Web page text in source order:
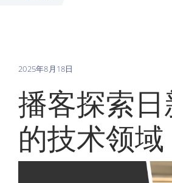
新闻
投资者
联系我们
My Alliance
2025年8月18日
播客探索
的技术领域